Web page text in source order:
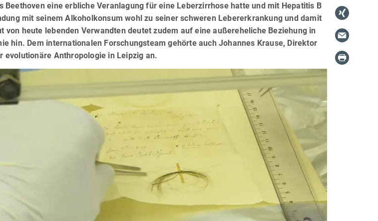
Beethoven eine erbliche Veranlagung für eine Leberzirrhose hatte und mit Hepatitis B
mit seinem Alkoholkonsum wohl zu seiner schweren Lebererkrankung und damit
von heute lebenden Verwandten deutet zudem auf eine außereheliche Beziehung in
hin. Dem internationalen Forschungsteam gehörte auch Johannes Krause, Direktor
evolutionäre Anthropologie in Leipzig an.